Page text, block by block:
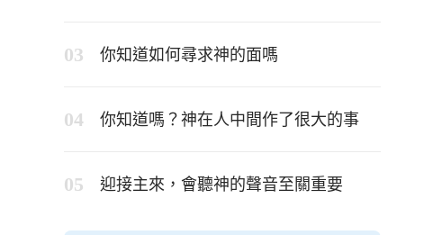
你知道如何尋求神的面嗎
你知道嗎？神在人中間作了很大的事
迎接主來，會聽神的聲音至關重要